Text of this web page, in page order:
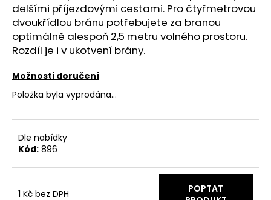
delšími příjezdovými cestami. Pro čtyřmetrovou
dvoukřídlou bránu potřebujete za branou
optimálně alespoň 2,5 metru volného prostoru.
Rozdíl je i v ukotvení brány.
Možnosti doručení
Položka byla vyprodána…
Dle nabídky
Kód: 896
1 Kč bez DPH
POPTAT
D
o
o
r
č
u
m